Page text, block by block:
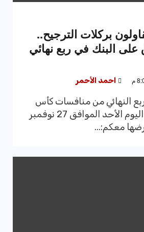
بركلات الترجيح..
على البنك في ربع نهائي
احمد الأحمر
ربع النهائي من منافسات كأس
مصر، والتي أقيمت اليوم الأحد الموافق 27 نوفمبر